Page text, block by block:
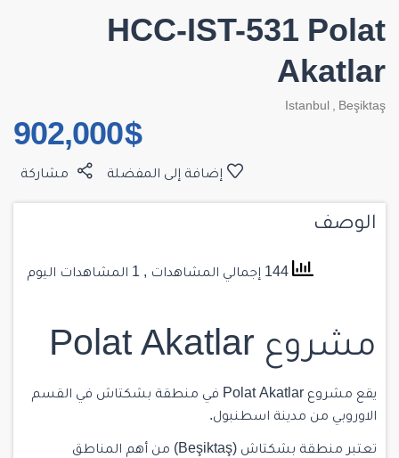
HCC-IST-531 Polat
Akatlar
Istanbul , Beşiktaş
$ 902,000
مشاركة إضافة إلى المفضلة
الوصف
, 1 المشاهدات اليوم
مشروع Polat Akatlar
يقع مشروع Polat Akatlar في منطقة بشكتاش في القسم
الاوروبي من مدينة اسطنبول.
تعتبر منطقة بشكتاش (Beşiktaş) من أهم المناطق